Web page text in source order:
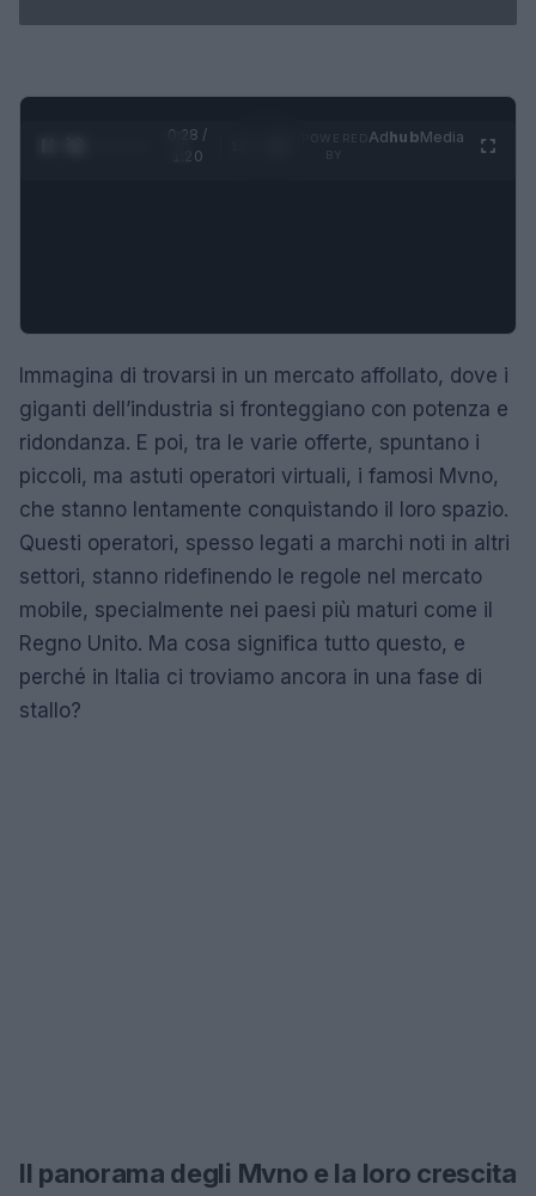
0:28 /
1:20
AdhubMedia
Immagina di trovarsi in un mercato affollato, dove i
giganti dell’industria si fronteggiano con potenza e
ridondanza. E poi, tra le varie offerte, spuntano i
piccoli, ma astuti operatori virtuali, i famosi Mvno,
che stanno lentamente conquistando il loro spazio.
Questi operatori, spesso legati a marchi noti in altri
settori, stanno ridefinendo le regole nel mercato
mobile, specialmente nei paesi più maturi come il
Regno Unito. Ma cosa significa tutto questo, e
perché in Italia ci troviamo ancora in una fase di
stallo?
Il panorama degli Mvno e la loro crescita